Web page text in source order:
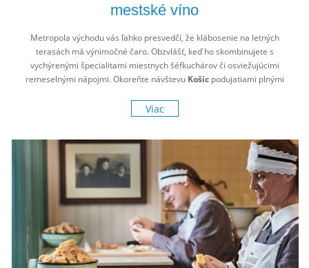
mestské víno
Metropola východu vás ľahko presvedčí, že klábosenie na letných
terasách má výnimočné čaro. Obzvlášť, keď ho skombinujete s
vychýrenými špecialitami miestnych šéfkuchárov či osviežujúcimi
remeselnými nápojmi. Okoreňte návštevu Košícpodujatiami plnými
Viac